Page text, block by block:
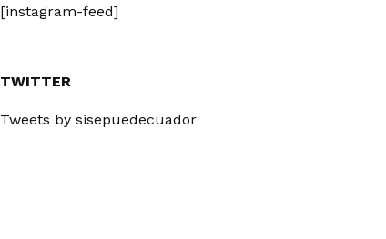
[instagram-feed]
TWITTER
Tweets by sisepuedecuador